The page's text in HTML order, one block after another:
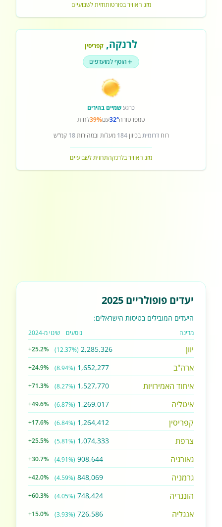
מזג האוויר בפורטותחזית לשבועיים
לרנקה, קפריסין
הוסף למועדפים
כרגעשמיים בהירים
טמפרטורה32°עם39%לחות
רוחדרומיתבכיוון184 מעלות ובמהירות18 קמ"ש
מזג האוויר בלרנקהתחזית לשבועיים
יעדים פופולריים 2025
היעדים המובילים בטיסות הישראלים:
מדינה נוסעים שינוי מ-2024
יוון 2,285,326
(12.37%)
+25.2%
ארה"ב 1,652,277
(8.94%)
+24.9%
איחוד האמירויות 1,527,770
(8.27%)
+71.3%
איטליה 1,269,017
(6.87%)
+49.6%
קפריסין 1,264,412
(6.84%)
+17.6%
צרפת 1,074,333
(5.81%)
+25.5%
גאורגיה 908,644
(4.91%)
+30.7%
גרמניה 848,069
(4.59%)
+42.0%
הונגריה 748,424
(4.05%)
+60.3%
אנגליה 726,586
(3.93%)
+15.0%